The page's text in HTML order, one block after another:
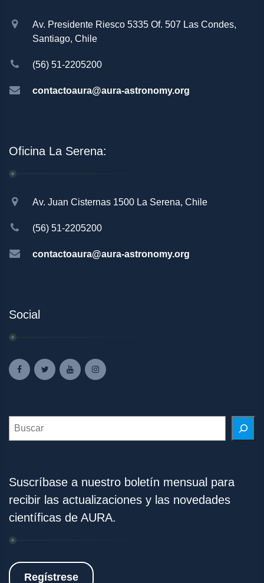
Av. Presidente Riesco 5335 Of. 507 Las Condes,
Santiago, Chile
(56) 51-2205200
contactoaura@aura-astronomy.org
Oficina La Serena:
Av. Juan Cisternas 1500 La Serena, Chile
(56) 51-2205200
contactoaura@aura-astronomy.org
Social
Search
Suscríbase a nuestro boletín mensual para
recibir las actualizaciones y las novedades
científicas de AURA.
Regístrese